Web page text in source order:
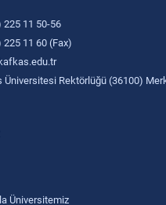
225 11 50-56
225 11 60 (Fax)
Üniversitesi Rektörlüğü (36100)
Üniversitemiz